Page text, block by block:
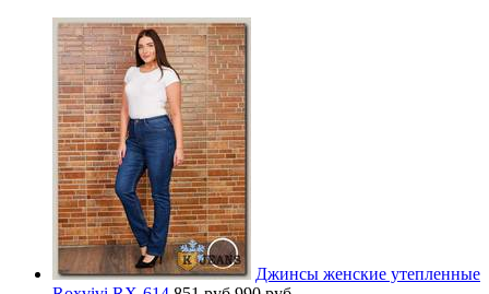
Джинсы женские утепленные